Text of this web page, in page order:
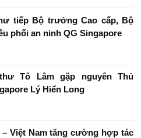
tiếp Bộ trưởng Cao cấp, Bộ
phối an ninh QG Singapore
Tô Lâm gặp nguyên Thủ
Lý Hiển Long
– Việt Nam tăng cường hợp tác